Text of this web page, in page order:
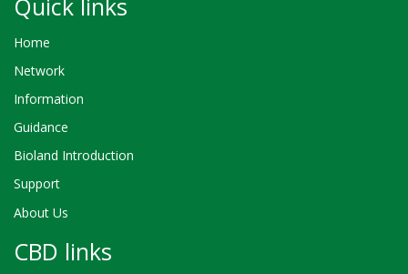
Quick links
Home
Network
Information
Guidance
Bioland Introduction
Support
About Us
CBD links